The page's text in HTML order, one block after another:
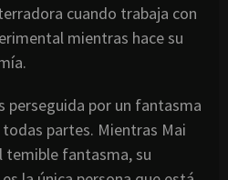
cuando trabaja con
mientras hace su
perseguida por un fantasma
partes. Mientras Mai
temible fantasma, su